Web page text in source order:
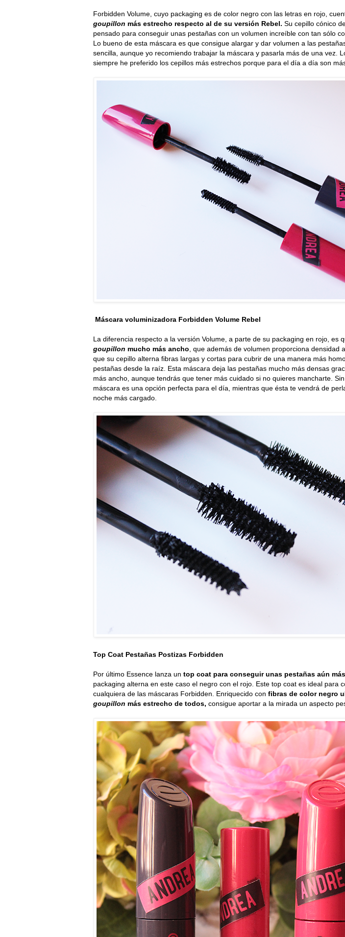
Forbidden Volume, cuyo packaging es de color negro con las letras en rojo,
goupillon más estrecho respecto al de su versión Rebel. Su cepillo cónico
pensado para conseguir unas pestañas con un volumen increíble con tan sólo
Lo bueno de esta máscara es que consigue alargar y dar volumen a las
sencilla, aunque yo recomiendo trabajar la máscara y pasarla más de una vez.
siempre he preferido los cepillos más estrechos porque para el día a día son
Máscara voluminizadora Forbidden Volume Rebel
La diferencia respecto a la versión Volume, a parte de su packaging en rojo, es
goupillon mucho más ancho , que además de volumen proporciona densidad
que su cepillo alterna fibras largas y cortas para cubrir de una manera más
pestañas desde la raíz. Esta máscara deja las pestañas mucho más densas
más ancho, aunque tendrás que tener más cuidado si no quieres mancharte.
máscara es una opción perfecta para el día, mientras que ésta te vendrá de
noche más cargado.
Top Coat Pestañas Postizas Forbidden
Por último Essence lanza un top coat para conseguir unas pestañas aún
packaging alterna en este caso el negro con el rojo. Este top coat es ideal para
cualquiera de las máscaras Forbidden. Enriquecido con fibras de color negro
goupillon más estrecho de todos, consigue aportar a la mirada un aspecto